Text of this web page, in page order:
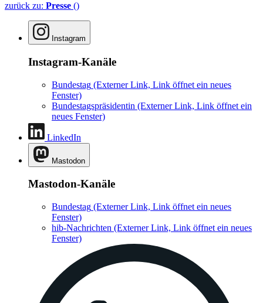
zurück zu: Presse ()
Instagram
Instagram-Kanäle
Bundestag (Externer Link, Link öffnet ein neues
Fenster)
Bundestagspräsidentin (Externer Link, Link öffnet ein
neues Fenster)
LinkedIn
Mastodon
Mastodon-Kanäle
Bundestag (Externer Link, Link öffnet ein neues
Fenster)
hib-Nachrichten (Externer Link, Link öffnet ein neues
Fenster)